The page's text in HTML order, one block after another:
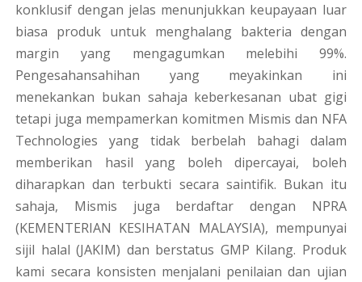
konklusif dengan jelas menunjukkan keupayaan luar
biasa produk untuk menghalang bakteria dengan
margin yang mengagumkan melebihi 99%.
Pengesahansahihan yang meyakinkan ini
menekankan bukan sahaja keberkesanan ubat gigi
tetapi juga mempamerkan komitmen Mismis dan NFA
Technologies yang tidak berbelah bahagi dalam
memberikan hasil yang boleh dipercayai, boleh
diharapkan dan terbukti secara saintifik. Bukan itu
sahaja, Mismis juga berdaftar dengan NPRA
(KEMENTERIAN KESIHATAN MALAYSIA), mempunyai
sijil halal (JAKIM) dan berstatus GMP Kilang. Produk
kami secara konsisten menjalani penilaian dan ujian